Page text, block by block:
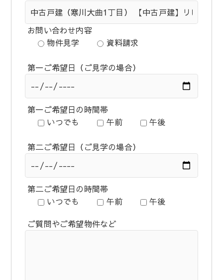
お問い合わせ内容
物件見学
資料請求
第一ご希望日（ご見学の場合）
第一ご希望日の時間帯
いつでも
午前 午後
第二ご希望日（ご見学の場合）
第二ご希望日の時間帯
いつでも
午前 午後
ご質問やご希望物件など